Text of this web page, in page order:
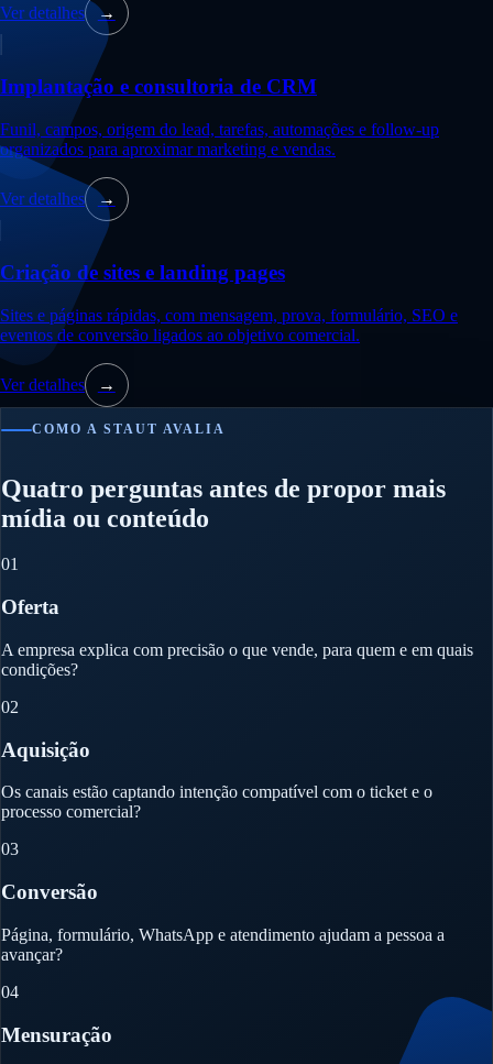
Ver detalhes →
Implantação e consultoria de CRM
Funil, campos, origem do lead, tarefas, automações e follow-up
organizados para aproximar marketing e vendas.
Ver detalhes →
Criação de sites e landing pages
Sites e páginas rápidas, com mensagem, prova, formulário, SEO e
eventos de conversão ligados ao objetivo comercial.
Ver detalhes →
COMO A STAUT AVALIA
Quatro perguntas antes de propor mais
mídia ou conteúdo
01
Oferta
A empresa explica com precisão o que vende, para quem e em quais
condições?
02
Aquisição
Os canais estão captando intenção compatível com o ticket e o
processo comercial?
03
Conversão
Página, formulário, WhatsApp e atendimento ajudam a pessoa a
avançar?
04
Mensuração